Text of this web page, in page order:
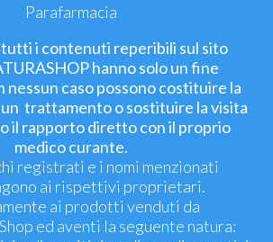
Parafarmacia
i contenuti reperibili sul sito
hanno solo un fine
nessun caso possono costituire la
trattamento o sostituire la visita
il rapporto diretto con il proprio
medico curante.
registrati e i nomi menzionati
ai rispettivi proprietari.
ai prodotti venduti da
ed aventi la seguente natura: